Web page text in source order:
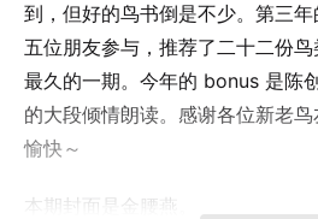
到，但好的鸟书倒是不少。第三
五位朋友参与，推荐了二十二份
最久的一期。今年的 bonus 是陈
的大段倾情朗读。感谢各位新老
愉快～
本期封面是金腰燕。